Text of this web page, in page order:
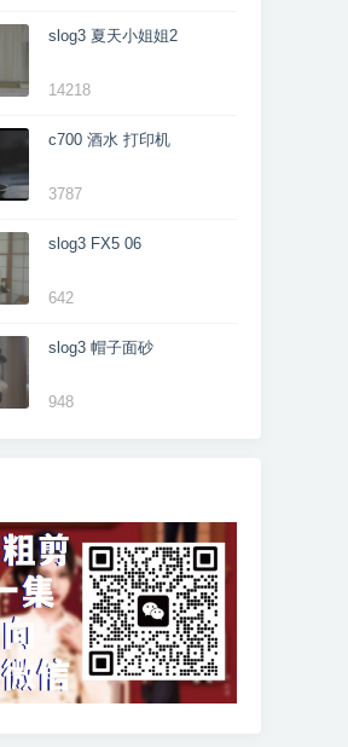
slog3 夏天小姐姐2
14218
c700 酒水 打印机
3787
slog3 FX5 06
642
slog3 帽子面砂
948